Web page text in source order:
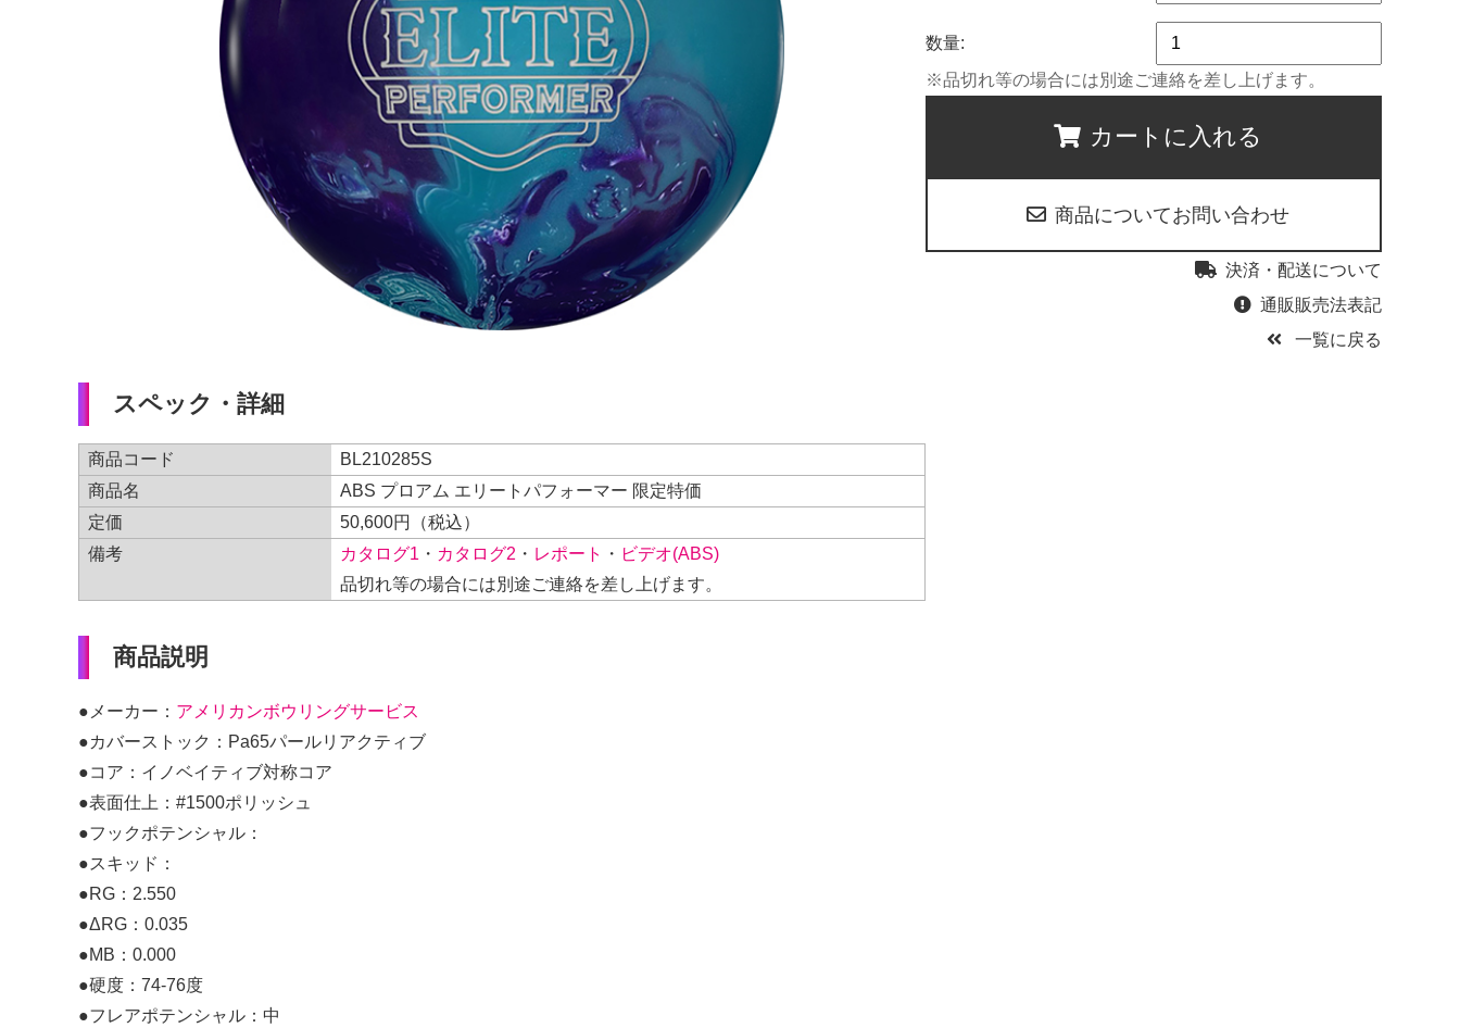
ご利用ガイド
特定商取引法表記に基づく表示
個人情報保護方針
サイトポリシー
更新履歴一覧
スペック・詳細
商品コード
BL210285S
商品名
ABS プロアム エリートパフォーマー 限定特価
定価
50,600円（税込）
備考
カタログ1 ・ カタログ2 ・ レポート ・ ビデオ(ABS)
品切れ等の場合には別途ご連絡を差し上げます。
商品説明
●メーカー： アメリカンボウリングサービス
●カバーストック：Pa65パールリアクティブ
●コア：イノベイティブ対称コア
●表面仕上：#1500ポリッシュ
●フックポテンシャル：
●スキッド：
●RG：2.550
●ΔRG：0.035
●MB：0.000
●硬度：74-76度
●フレアポテンシャル：中
数量:
※品切れ等の場合には別途ご連絡を差し上げます。
カートに入れる
商品についてお問い合わせ
決済・配送について
通販販売法表記
一覧に戻る